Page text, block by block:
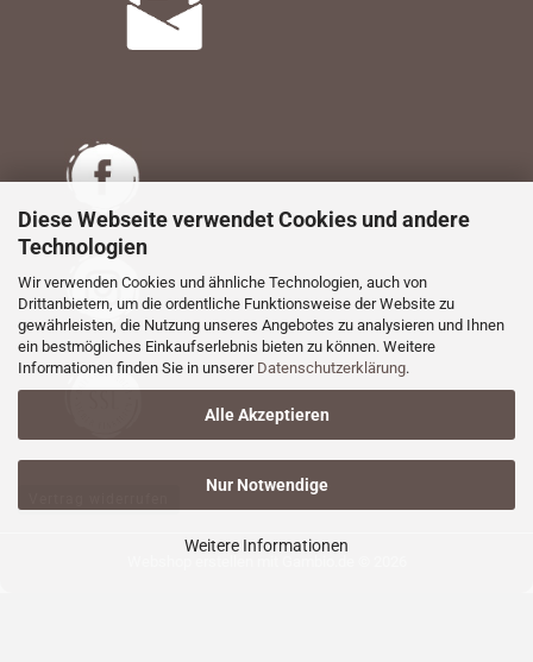
Diese Webseite verwendet Cookies und andere
Technologien
Wir verwenden Cookies und ähnliche Technologien, auch von
Drittanbietern, um die ordentliche Funktionsweise der Website zu
gewährleisten, die Nutzung unseres Angebotes zu analysieren und Ihnen
ein bestmögliches Einkaufserlebnis bieten zu können. Weitere
Informationen finden Sie in unserer Datenschutzerklärung.
Alle Akzeptieren
Nur Notwendige
Weitere Informationen